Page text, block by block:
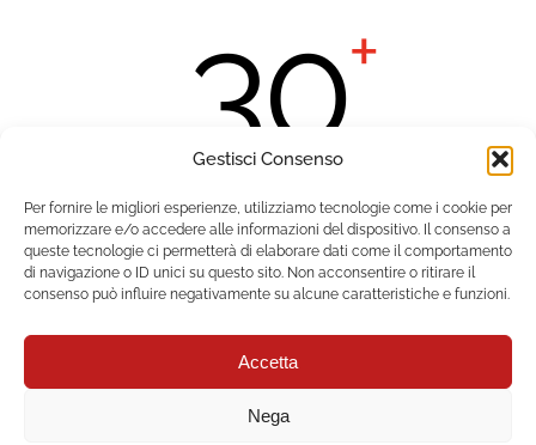
Gestisci Consenso
Per fornire le migliori esperienze, utilizziamo tecnologie come i cookie per
memorizzare e/o accedere alle informazioni del dispositivo. Il consenso a
queste tecnologie ci permetterà di elaborare dati come il comportamento
di navigazione o ID unici su questo sito. Non acconsentire o ritirare il
consenso può influire negativamente su alcune caratteristiche e funzioni.
Accetta
Nega
30
centres involved
500